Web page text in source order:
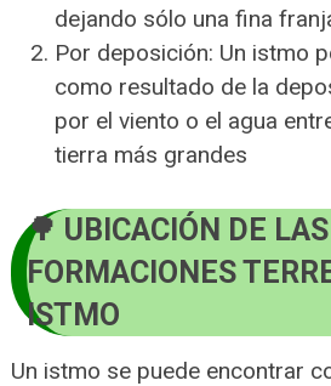
dejando sólo una fina
Por deposición: Un istmo
como resultado de la
por el viento o el agua
tierra más grandes
UBICACIÓN DE LAS
FORMACIONES
ISTMO
Un istmo se puede encontrar